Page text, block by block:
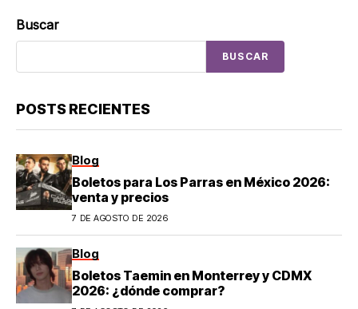
Buscar
BUSCAR
POSTS RECIENTES
Blog
Boletos para Los Parras en México 2026:
venta y precios
7 DE AGOSTO DE 2026
Blog
Boletos Taemin en Monterrey y CDMX
2026: ¿dónde comprar?